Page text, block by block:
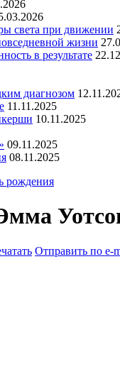
света при движении
жизни
в результате
диагнозом
11.11.2025
10.11.2025
09.11.2025
08.11.2025
рождения
Отправить по e-